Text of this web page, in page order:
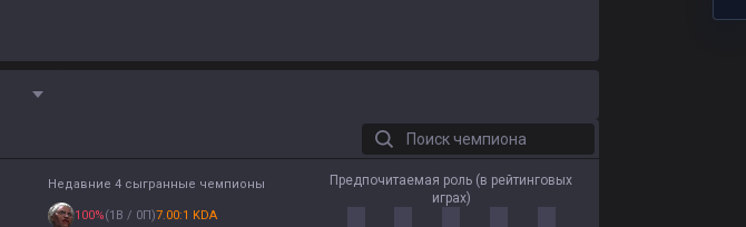
Поиск чемпиона
Недавние 4 сыгранные чемпионы
100%(1В / 0П)7.00:1 KDA
Предпочитаемая роль (в рейтинговых
играх)